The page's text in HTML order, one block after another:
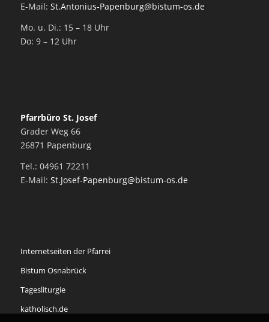
E-Mail: St.Antonius-Papenburg@bistum-os.de
Mo. u. Di.: 15 – 18 Uhr
Do: 9 – 12 Uhr
Pfarrbüro St. Josef
Grader Weg 66
26871 Papenburg
Tel.: 04961 72211
E-Mail: St.Josef-Papenburg@bistum-os.de
Internetseiten der Pfarrei
Bistum Osnabrück
Tagesliturgie
katholisch.de